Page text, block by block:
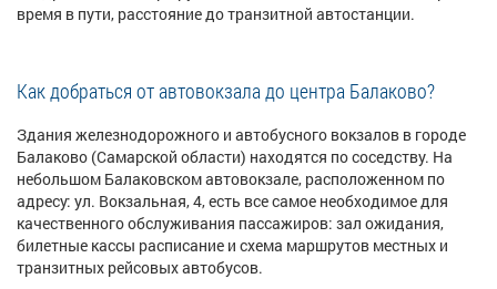
время в пути, расстояние до транзитной автостанции.
Как добраться от автовокзала до центра Балаково?
Здания железнодорожного и автобусного вокзалов в городе
Балаково (Самарской области) находятся по соседству. На
небольшом Балаковском автовокзале, расположенном по
адресу: ул. Вокзальная, 4, есть все самое необходимое для
качественного обслуживания пассажиров: зал ожидания,
билетные кассы расписание и схема маршрутов местных и
транзитных рейсовых автобусов.